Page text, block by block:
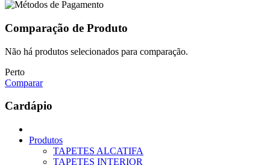
Comparação de Produto
Não há produtos selecionados para comparação.
Perto
Comparar
Cardápio
Produtos
TAPETES ALCATIFA
TAPETES INTERIOR